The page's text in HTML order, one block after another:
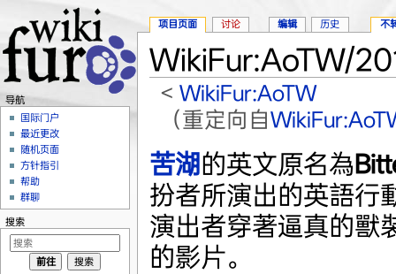
WikiFur:AoTW/
<WikiFur:AoTW
（重定向自
苦湖的英文原名為
扮者所演出的英語行
演出者穿著逼真的獸
的影片。
项目页面 讨论 编辑 历史 不
导航
国际门户
最近更改
随机页面
方针指引
帮助
群聊
搜索